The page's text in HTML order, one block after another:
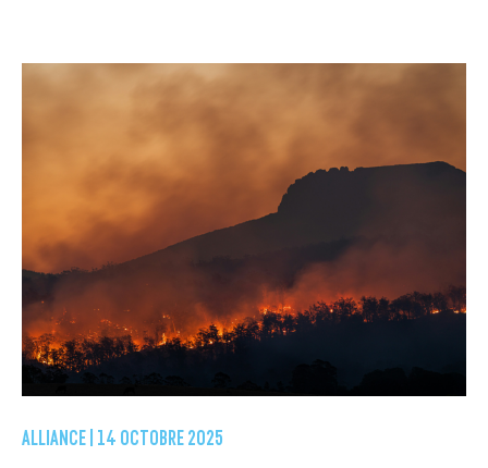
ALLIANCE | 14 OCTOBRE 2025